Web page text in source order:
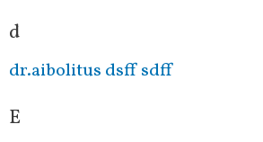
d
dr.aibolitus dsff sdff
E